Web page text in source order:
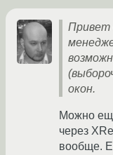
Привет
окон.
Можно
через
вообще.